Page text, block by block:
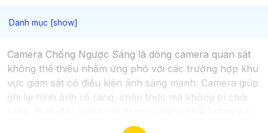
Camera Chống Ngược Sáng là dòng camera quan sát
không thể thiếu nhằm ứng phó với các trường hợp khu
vực giám sát có điều kiện ánh sáng mạnh. Camera giúp
ghi lại hình ảnh rõ ràng, chân thực mà không bị chói
rẻ mà An Thành Phát đã chọn lọc và đề xuất dành cho